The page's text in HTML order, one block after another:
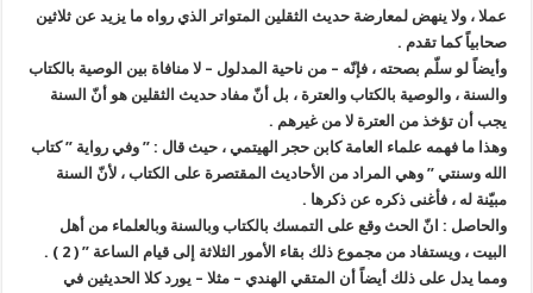
عملا ، ولا ينهض لمعارضة حديث الثقلين المتواتر الذي رواه ما يزيد عن ثلاثين
صحابياً كما تقدم .
وأيضاً لو سلّم بصحته ، فإنّه – من ناحية المدلول – لا منافاة بين الوصية بالكتاب
والسنة ، والوصية بالكتاب والعترة ، بل أنّ مفاد حديث الثقلين هو أنّ السنة
يجب أن تؤخذ من العترة لا من غيرهم .
وهذا ما فهمه علماء العامة كابن حجر الهيتمي ، حيث قال : ” وفي رواية ” كتاب
الله وسنتي ” وهي المراد من الأحاديث المقتصرة على الكتاب ، لأنّ السنة
مبيّنة له ، فأغنى ذكره عن ذكرها .
والحاصل : انّ الحث وقع على التمسك بالكتاب وبالسنة وبالعلماء من أهل
البيت ، ويستفاد من مجموع ذلك بقاء الأمور الثلاثة إلى قيام الساعة ” ( 2 ) .
ومما يدل على ذلك أيضاً أن المتقي الهندي – مثلا – يورد كلا الحديثين في